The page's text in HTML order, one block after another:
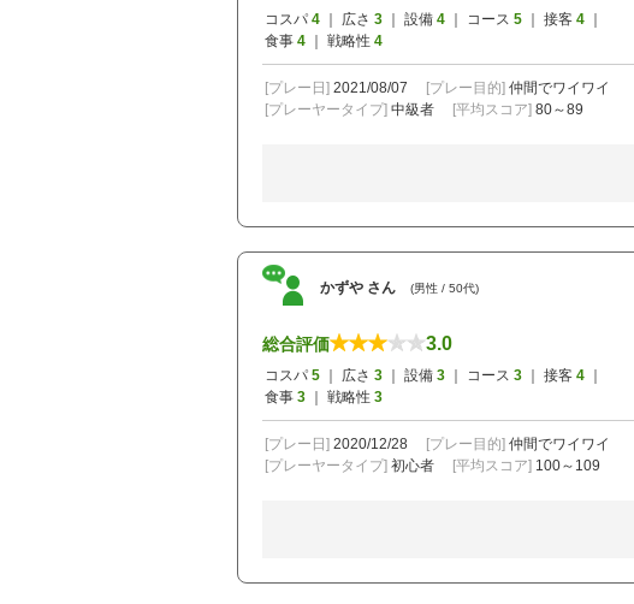
コスパ 4 ｜ 広さ 3 ｜ 設備 4 ｜ コース 5 ｜ 接客 4
食事 4 ｜ 戦略性 4
[プレー日] 2021/08/07 [プレー目的] 仲間でワイワイ
[プレーヤータイプ] 中級者 [平均スコア] 80～89
かずや さん (男性 / 50代)
総合評価 3.0
コスパ 5 ｜ 広さ 3 ｜ 設備 3 ｜ コース 3 ｜ 接客 4
食事 3 ｜ 戦略性 3
[プレー日] 2020/12/28 [プレー目的] 仲間でワイワイ
[プレーヤータイプ] 初心者 [平均スコア] 100～109